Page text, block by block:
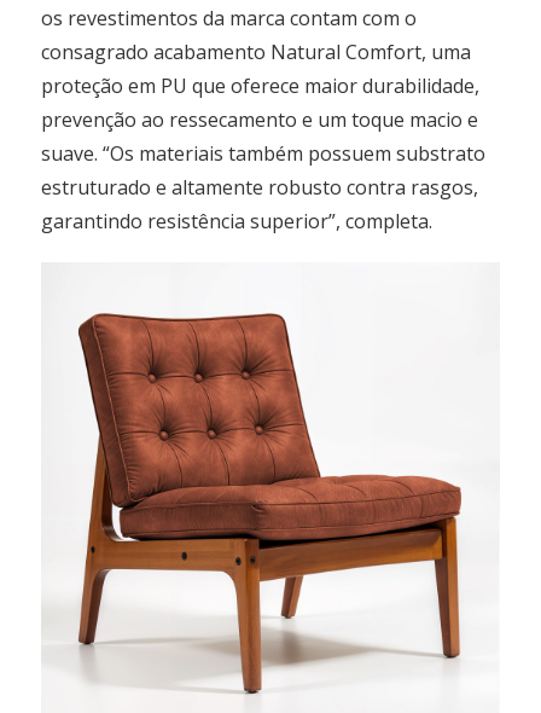
os revestimentos da marca contam com o
consagrado acabamento Natural Comfort, uma
proteção em PU que oferece maior durabilidade,
prevenção ao ressecamento e um toque macio e
suave. “Os materiais também possuem substrato
estruturado e altamente robusto contra rasgos,
garantindo resistência superior”, completa.